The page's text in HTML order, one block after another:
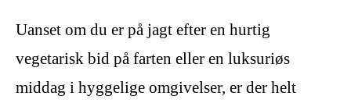
Uanset om du er på jagt efter en hurtig
vegetarisk bid på farten eller en luksuriøs
middag i hyggelige omgivelser, er der helt